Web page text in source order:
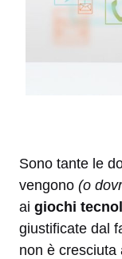
Sono tante le
vengono (o
ai giochi
giustificate dal
non è cresciuta